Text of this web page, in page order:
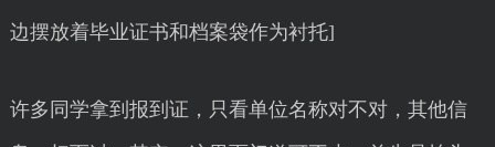
边摆放着毕业证书和档案袋作为衬托]
许多同学拿到报到证，只看单位名称对不对，其他信